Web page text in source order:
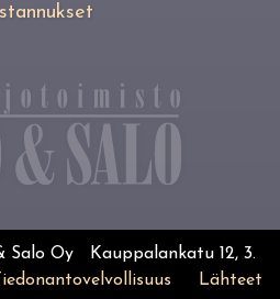
Salo Oy Kauppalankatu 12, 3.
Tiedonantovelvollisuus Lähteet